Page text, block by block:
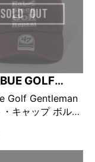
GOLF
Golf Gentleman
・キャップ ボルド